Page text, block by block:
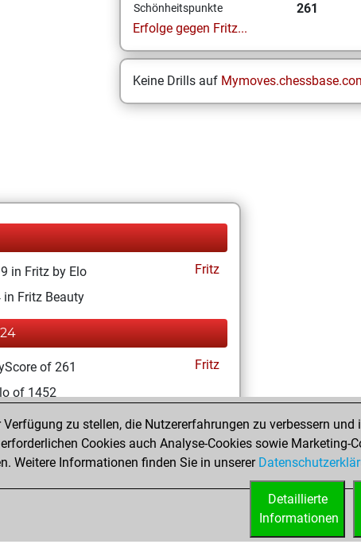
Schönheitspunkte
261
Erfolge gegen Fritz...
Keine Drills auf
in Fritz by Elo
Fritz
in Fritz Beauty
of 261
Fritz
of 1452
2024
Fritz
zu stellen, die Nutzererfahrungen zu verbessern und
Cookies auch Analyse-Cookies sowie Marketing-
Weitere Informationen finden Sie in unserer
Detaillierte
Informationen